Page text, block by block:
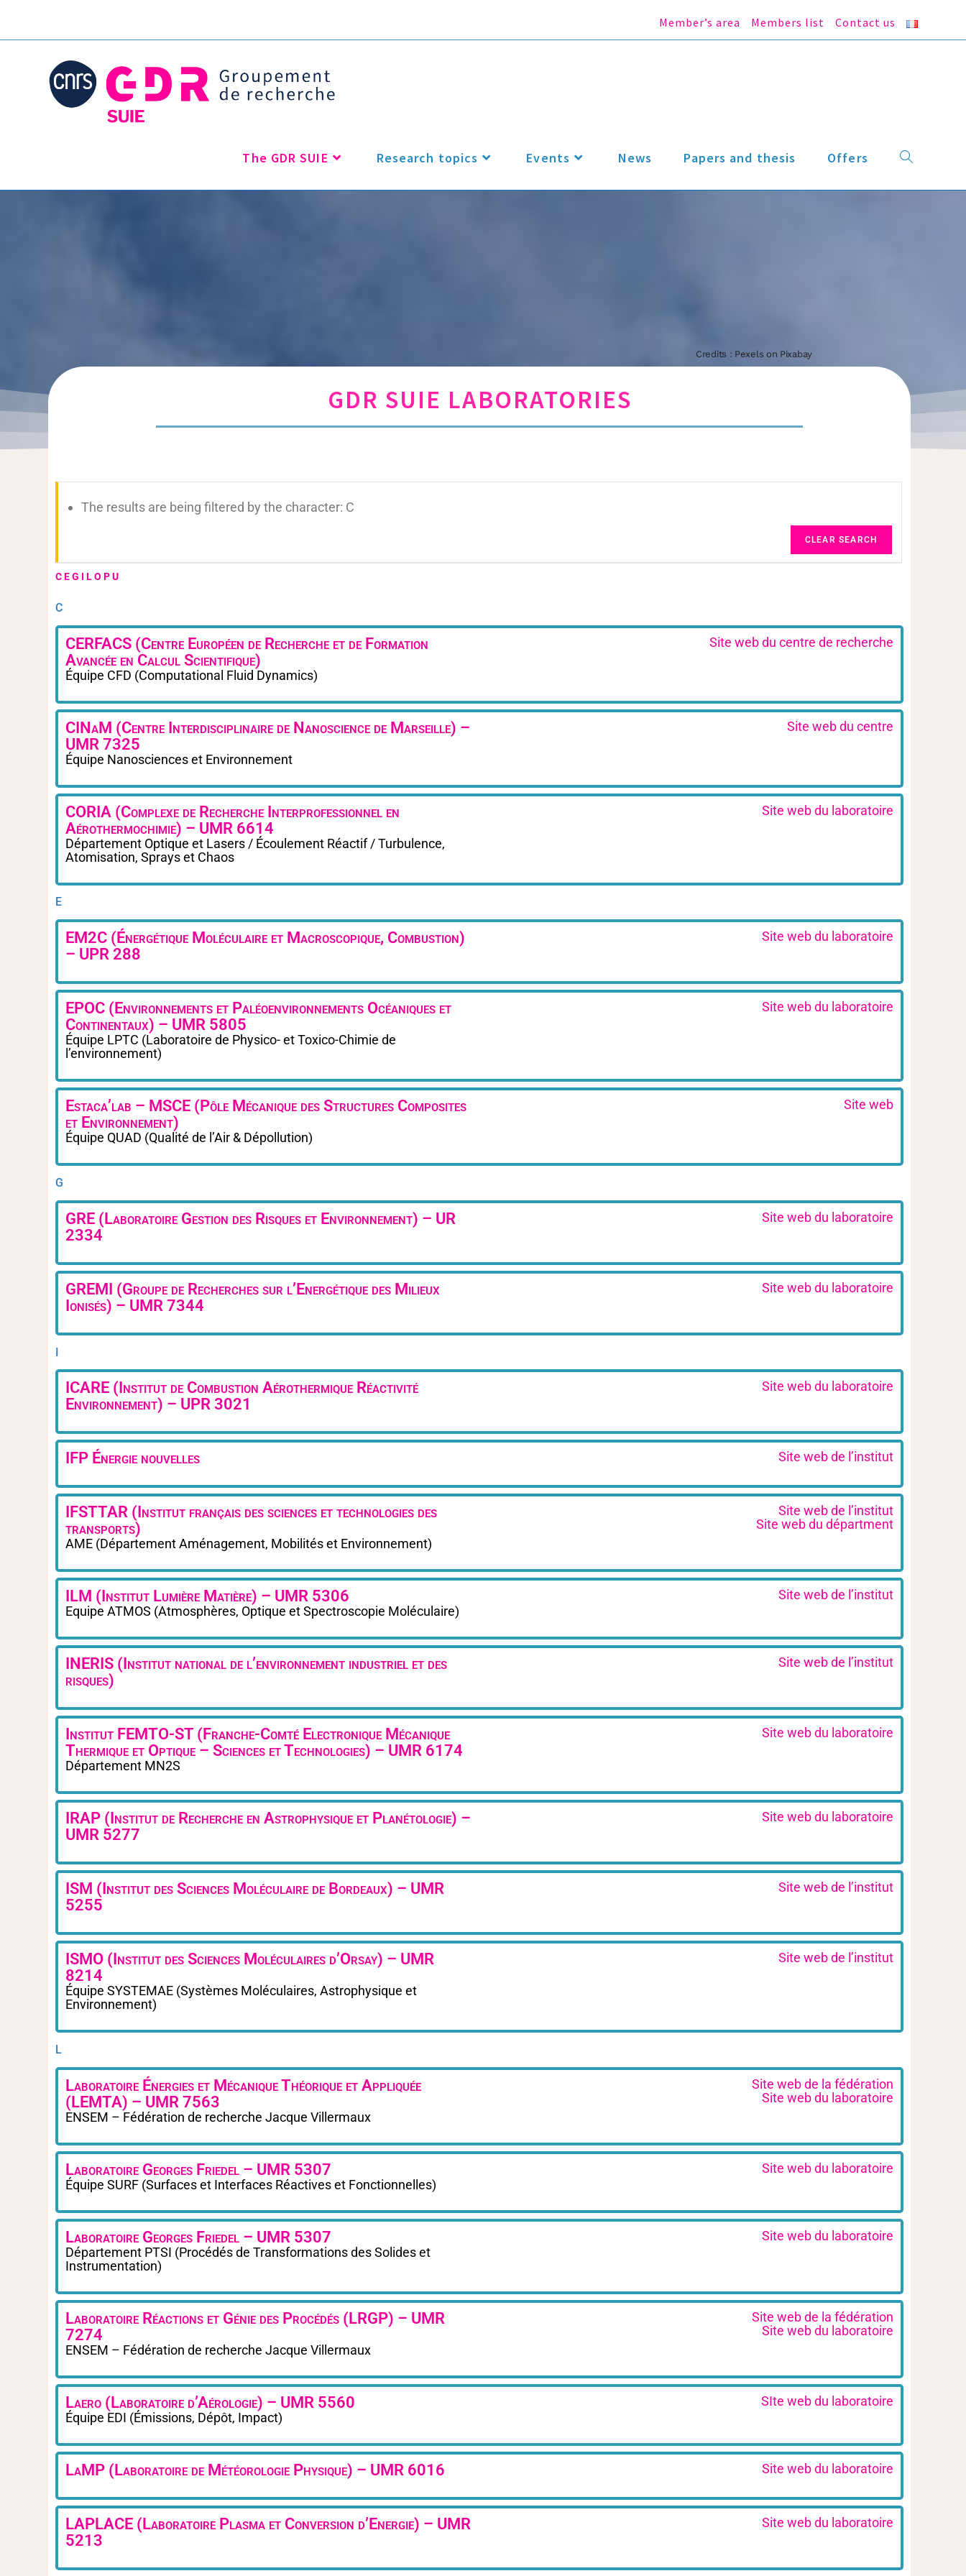
Member’s area Members list Contact us
The GDR SUIE Research topics Events News Papers and thesis Offers
Credits : Pexels on Pixabay
GDR SUIE LABORATORIES
The results are being filtered by the character: C
CLEAR SEARCH
C E G I L O P U
C
CERFACS (Centre Européen de Recherche et de Formation
Avancée en Calcul Scientifique)
Équipe CFD (Computational Fluid Dynamics)
Site web du centre de recherche
CINaM (Centre Interdisciplinaire de Nanoscience de Marseille) –
UMR 7325
Équipe Nanosciences et Environnement
Site web du centre
CORIA (Complexe de Recherche Interprofessionnel en
Aérothermochimie) – UMR 6614
Département Optique et Lasers / Écoulement Réactif / Turbulence,
Atomisation, Sprays et Chaos
Site web du laboratoire
E
EM2C (Énergétique Moléculaire et Macroscopique, Combustion)
– UPR 288
Site web du laboratoire
EPOC (Environnements et Paléoenvironnements Océaniques et
Continentaux) – UMR 5805
Équipe LPTC (Laboratoire de Physico- et Toxico-Chimie de
l’environnement)
Site web du laboratoire
Estaca’lab – MSCE (Pôle Mécanique des Structures Composites
et Environnement)
Équipe QUAD (Qualité de l’Air & Dépollution)
Site web
G
GRE (Laboratoire Gestion des Risques et Environnement) – UR
2334
Site web du laboratoire
GREMI (Groupe de Recherches sur l’Energétique des Milieux
Ionisés) – UMR 7344
Site web du laboratoire
I
ICARE (Institut de Combustion Aérothermique Réactivité
Environnement) – UPR 3021
Site web du laboratoire
IFP Énergie nouvelles Site web de l’institut
IFSTTAR (Institut français des sciences et technologies des
transports)
AME (Département Aménagement, Mobilités et Environnement)
Site web de l’institut
Site web du départment
ILM (Institut Lumière Matière) – UMR 5306
Equipe ATMOS (Atmosphères, Optique et Spectroscopie Moléculaire)
Site web de l’institut
INERIS (Institut national de l’environnement industriel et des
risques)
Site web de l’institut
Institut FEMTO-ST (Franche-Comté Electronique Mécanique
Thermique et Optique – Sciences et Technologies) – UMR 6174
Département MN2S
Site web du laboratoire
IRAP (Institut de Recherche en Astrophysique et Planétologie) –
UMR 5277
Site web du laboratoire
ISM (Institut des Sciences Moléculaire de Bordeaux) – UMR
5255
Site web de l’institut
ISMO (Institut des Sciences Moléculaires d’Orsay) – UMR
8214
Équipe SYSTEMAE (Systèmes Moléculaires, Astrophysique et
Environnement)
Site web de l’institut
L
Laboratoire Énergies et Mécanique Théorique et Appliquée
(LEMTA) – UMR 7563
ENSEM – Fédération de recherche Jacque Villermaux
Site web de la fédération
Site web du laboratoire
Laboratoire Georges Friedel – UMR 5307
Équipe SURF (Surfaces et Interfaces Réactives et Fonctionnelles)
Site web du laboratoire
Laboratoire Georges Friedel – UMR 5307
Département PTSI (Procédés de Transformations des Solides et
Instrumentation)
Site web du laboratoire
Laboratoire Réactions et Génie des Procédés (LRGP) – UMR
7274
ENSEM – Fédération de recherche Jacque Villermaux
Site web de la fédération
Site web du laboratoire
Laero (Laboratoire d’Aérologie) – UMR 5560
Équipe EDI (Émissions, Dépôt, Impact)
SIte web du laboratoire
LaMP (Laboratoire de Météorologie Physique) – UMR 6016 Site web du laboratoire
LAPLACE (Laboratoire Plasma et Conversion d’Energie) – UMR
5213
Site web du laboratoire